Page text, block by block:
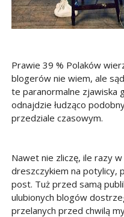
Prawie 39 % Polaków
blogerów nie wiem, ale
te paranormalne zjawiska
odnajdzie łudząco
przedziale czasowym.
Nawet nie zliczę, ile razy
dreszczykiem na potylicy,
post. Tuż przed samą
ulubionych blogów
przelanych przed chwilą